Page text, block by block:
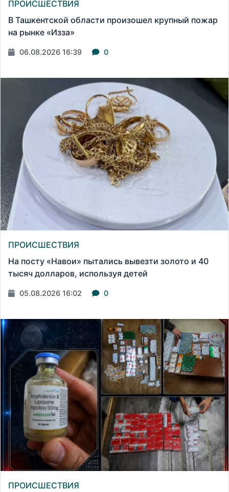
ПРОИСШЕСТВИЯ
В Ташкентской области произошел крупный пожар
на рынке «Изза»
06.08.2026 16:39 0
ПРОИСШЕСТВИЯ
На посту «Навои» пытались вывезти золото и 40
тысяч долларов, используя детей
05.08.2026 16:02 0
ПРОИСШЕСТВИЯ